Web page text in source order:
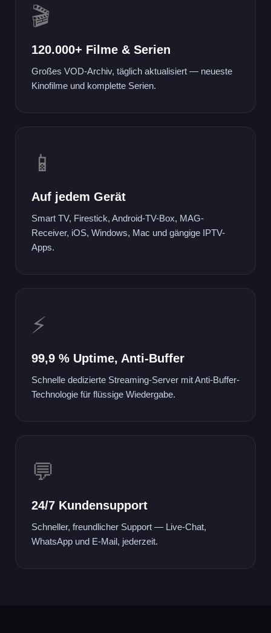
🎬
120.000+ Filme & Serien
Großes VOD-Archiv, täglich aktualisiert — neueste
Kinofilme und komplette Serien.
📱
Auf jedem Gerät
Smart TV, Firestick, Android-TV-Box, MAG-
Receiver, iOS, Windows, Mac und gängige IPTV-
Apps.
⚡
99,9 % Uptime, Anti-Buffer
Schnelle dedizierte Streaming-Server mit Anti-Buffer-
Technologie für flüssige Wiedergabe.
💬
24/7 Kundensupport
Schneller, freundlicher Support — Live-Chat,
WhatsApp und E-Mail, jederzeit.